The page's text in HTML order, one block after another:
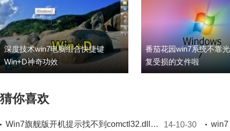
深度技术win7电脑组合快捷键
Win+D神奇功效
番茄花园win7系统不靠
复受损的文件啦
猜你喜欢
Win7旗舰版开机提示找不到comctl32.dll怎么办 14-10-30